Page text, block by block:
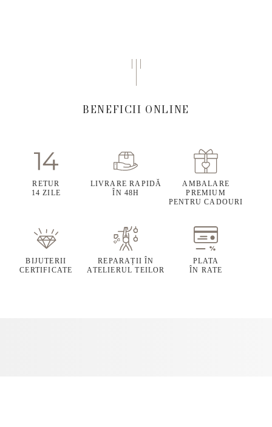
BENEFICII ONLINE
RETUR
14 ZILE
LIVRARE RAPIDĂ
ÎN 48H
AMBALARE
PREMIUM
PENTRU CADOURI
BIJUTERII
CERTIFICATE
REPARAȚII ÎN
ATELIERUL TEILOR
PLATA
ÎN RATE